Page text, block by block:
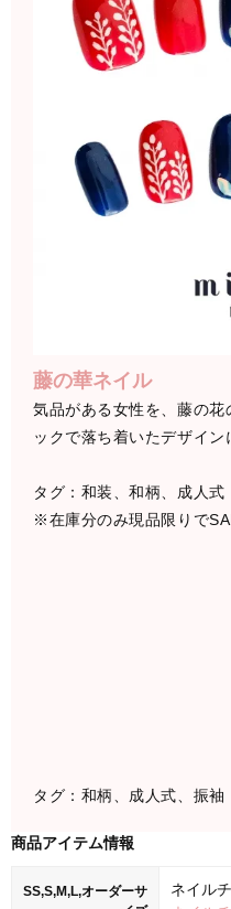
藤の華ネイル
気品がある女性を、藤の
ックで落ち着いたデザイン
タグ：和装、和柄、成人式
※在庫分のみ現品限りで
タグ：和柄、成人式、振袖
商品アイテム情報
SS,S,M,L,オーダーサ
ネイル